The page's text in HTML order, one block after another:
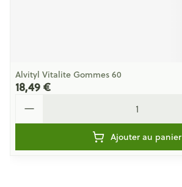
Alvityl Vitalite Gommes 60
18,49 €
Ajouter au panier